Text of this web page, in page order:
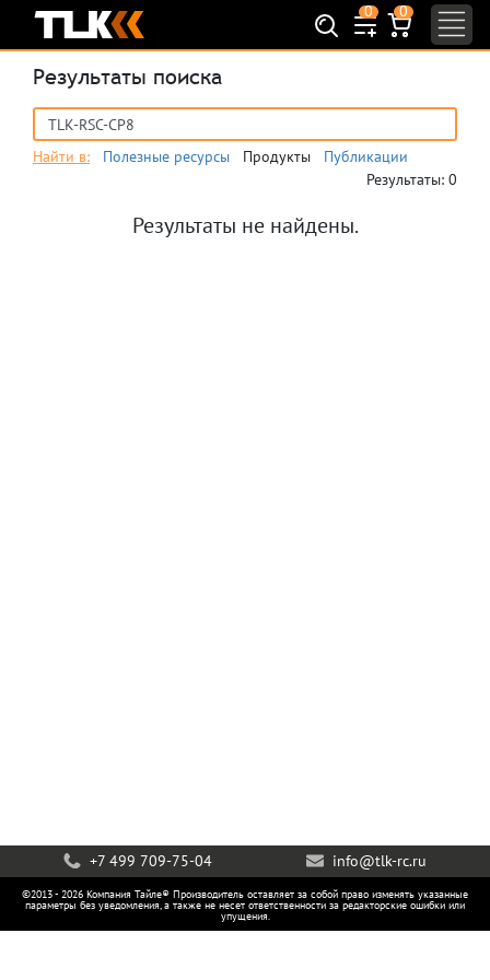
0 0
Найти
Результаты поиска
Найти в: Полезные ресурсы Продукты
Публикации
Результаты: 0
Результаты не найдены.
+7 499 709-75-04 info@tlk-rc.ru
©2013 - 2026 Компания Тайле® Производитель оставляет за собой право изменять указанные
параметры без уведомления, а также не несет ответственности за редакторские ошибки или
упущения.